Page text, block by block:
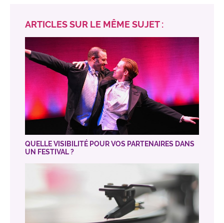
ARTICLES SUR LE MÊME SUJET :
QUELLE VISIBILITÉ POUR VOS PARTENAIRES DANS
UN FESTIVAL ?